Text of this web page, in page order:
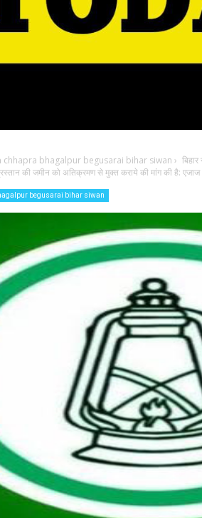
chhapra bhagalpur begusarai bihar siwan ›
की जमीन को अतिक्रमण से मुक्त कराये की मांग की है:
begusarai bihar siwan